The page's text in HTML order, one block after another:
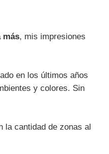
más, mis impresiones
en los últimos años
y colores. Sin
cantidad de zonas al